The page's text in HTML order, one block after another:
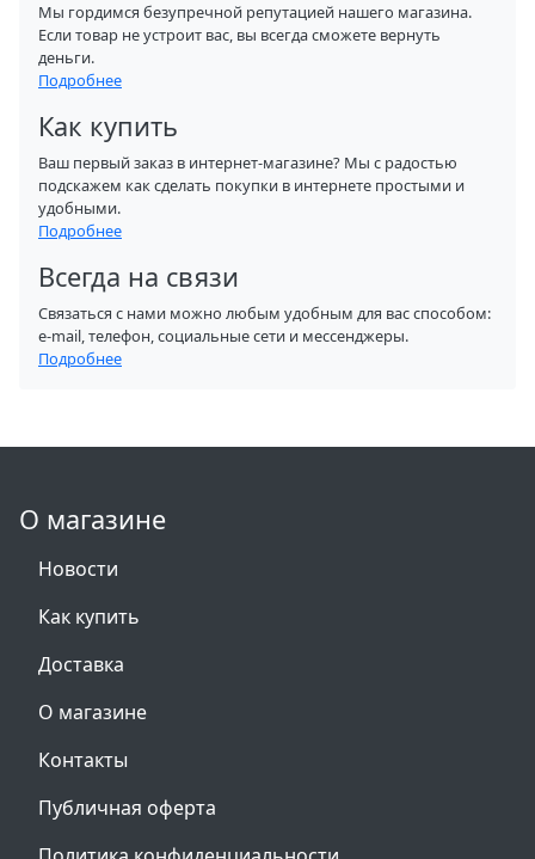
Мы гордимся безупречной репутацией нашего магазина.
Если товар не устроит вас, вы всегда сможете вернуть
деньги.
Подробнее
Как купить
Ваш первый заказ в интернет-магазине? Мы с радостью
подскажем как сделать покупки в интернете простыми и
удобными.
Подробнее
Всегда на связи
Связаться с нами можно любым удобным для вас способом:
e-mail, телефон, социальные сети и мессенджеры.
Подробнее
О магазине
Новости
Как купить
Доставка
О магазине
Контакты
Публичная оферта